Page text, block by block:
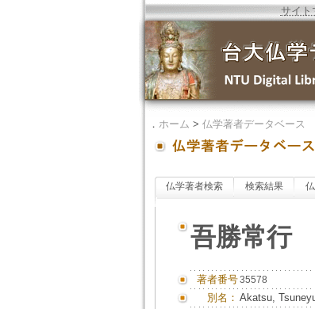
サイト
． ホーム > 仏学著者データベース
仏学著者検索 検索結果
吾勝常行
著者番号35578
別名： Akatsu,